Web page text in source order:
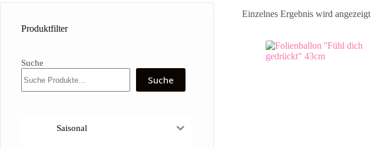
Einzelnes Ergebnis wird angezeigt
Produktfilter
Suche
Suche
Saisonal